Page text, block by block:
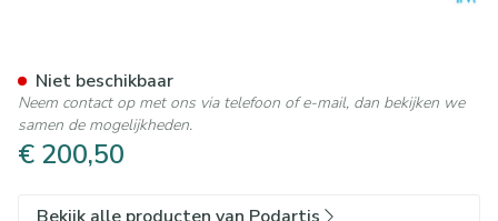
€ 200,50
Niet beschikbaar
Neem contact op met ons via telefoon of e-mail, dan bekijken we
samen de mogelijkheden.